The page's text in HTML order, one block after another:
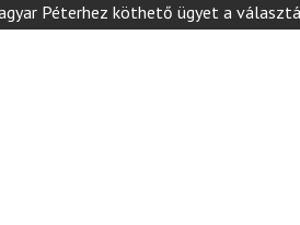
Péterhez köthető ügyet a